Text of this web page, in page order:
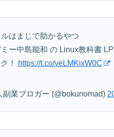
はまじで助かるやつ
ー中島能和 の Linux教科書
！
https://t.co/veLMKixW0C
業ブロガー (@bokunomad)